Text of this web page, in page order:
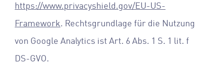
https://www.privacyshield.gov/EU-US-
Framework. Rechtsgrundlage für die Nutzung
von Google Analytics ist Art. 6 Abs. 1 S. 1 lit. f
DS-GVO.